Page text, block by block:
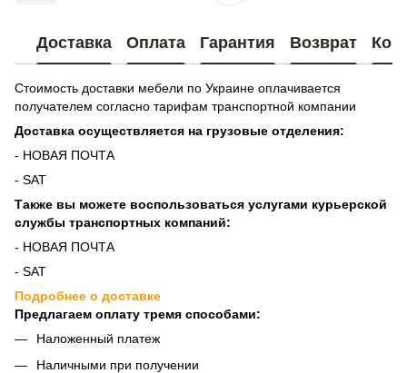
Доставка Оплата Гарантия Возврат
Стоимость доставки мебели по Украине оплачивается
получателем согласно тарифам транспортной компании
Доставка осуществляется на грузовые отделения:
- НОВАЯ ПОЧТА
- SAT
Также вы можете воспользоваться услугами курьерской
службы транспортных компаний:
- НОВАЯ ПОЧТА
- SAT
Подробнее о доставке
Предлагаем оплату тремя способами:
Наложенный платеж
Наличными при получении